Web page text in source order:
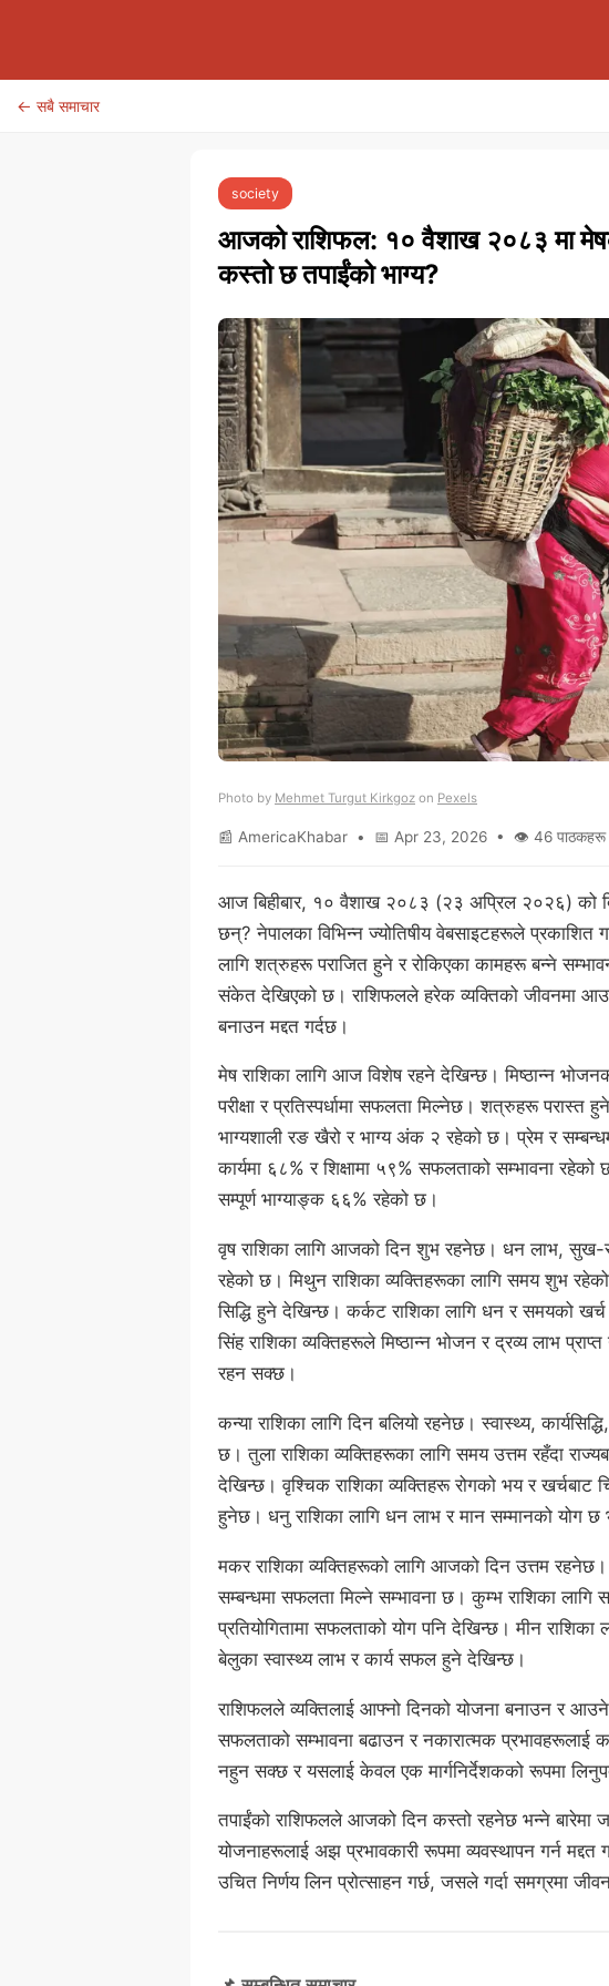
← सबै समाचार
society
आजको राशिफल: १० वैशाख २०८३ मा
कस्तो छ तपाईंको भाग्य?
Photo by Mehmet Turgut Kirkgoz on Pexels
📰 AmericaKhabar • 📅 Apr 23, 2026 • 👁 46 पाठकहरू
आज बिहीबार, १० वैशाख २०८३ (२३ अप्रिल २०२६) को
छन्? नेपालका विभिन्न ज्योतिषीय वेबसाइटहरूले
लागि शत्रुहरू पराजित हुने र रोकिएका कामहरू बन्ने
संकेत देखिएको छ। राशिफलले हरेक व्यक्तिको जीवनमा
बनाउन मद्दत गर्दछ।
मेष राशिका लागि आज विशेष रहने देखिन्छ। मिष्ठान्न
परीक्षा र प्रतिस्पर्धामा सफलता मिल्नेछ। शत्रुहरू
भाग्यशाली रङ खैरो र भाग्य अंक २ रहेको छ। प्रेम र
कार्यमा ६८% र शिक्षामा ५९% सफलताको सम्भावना
सम्पूर्ण भाग्याङ्क ६६% रहेको छ।
वृष राशिका लागि आजको दिन शुभ रहनेछ। धन लाभ, सुख-
रहेको छ। मिथुन राशिका व्यक्तिहरूका लागि समय शुभ
सिद्धि हुने देखिन्छ। कर्कट राशिका लागि धन र समयको
सिंह राशिका व्यक्तिहरूले मिष्ठान्न भोजन र द्रव्य लाभ
रहन सक्छ।
कन्या राशिका लागि दिन बलियो रहनेछ। स्वास्थ्य,
छ। तुला राशिका व्यक्तिहरूका लागि समय उत्तम रहँदा
देखिन्छ। वृश्चिक राशिका व्यक्तिहरू रोगको भय र खर्चबाट
हुनेछ। धनु राशिका लागि धन लाभ र मान सम्मानको योग
मकर राशिका व्यक्तिहरूको लागि आजको दिन उत्तम रहनेछ।
सम्बन्धमा सफलता मिल्ने सम्भावना छ। कुम्भ राशिका
प्रतियोगितामा सफलताको योग पनि देखिन्छ। मीन
बेलुका स्वास्थ्य लाभ र कार्य सफल हुने देखिन्छ।
राशिफलले व्यक्तिलाई आफ्नो दिनको योजना बनाउन र
सफलताको सम्भावना बढाउन र नकारात्मक प्रभावहरूलाई
नहुन सक्छ र यसलाई केवल एक मार्गनिर्देशकको रूपमा
तपाईंको राशिफलले आजको दिन कस्तो रहनेछ भन्ने बारेमा
योजनाहरूलाई अझ प्रभावकारी रूपमा व्यवस्थापन गर्न
उचित निर्णय लिन प्रोत्साहन गर्छ, जसले गर्दा समग्रमा